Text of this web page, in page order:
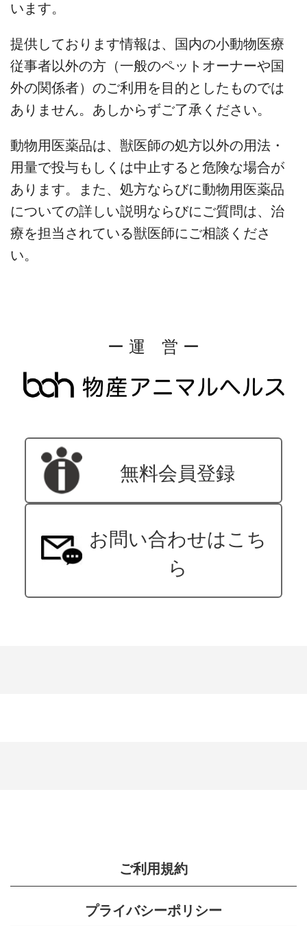
います。
提供しております情報は、国内の小動物医療
従事者以外の方（一般のペットオーナーや国
外の関係者）のご利用を目的としたものでは
ありません。あしからずご了承ください。
動物用医薬品は、獣医師の処方以外の用法・
用量で投与もしくは中止すると危険な場合が
あります。また、処方ならびに動物用医薬品
についての詳しい説明ならびにご質問は、治
療を担当されている獣医師にご相談くださ
い。
ー 運 営 ー
無料会員登録
お問い合わせはこち
ら
ご利用規約
プライバシーポリシー